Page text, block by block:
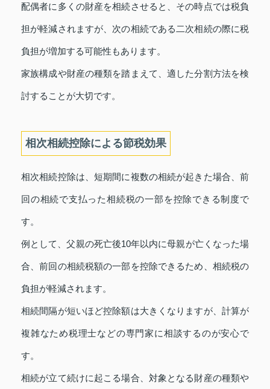
配偶者に多くの財産を相続させると、その時点では税負
担が軽減されますが、次の相続である二次相続の際に税
負担が増加する可能性もあります。
家族構成や財産の種類を踏まえて、適した分割方法を検
討することが大切です。
相次相続控除による節税効果
相次相続控除は、短期間に複数の相続が起きた場合、前
回の相続で支払った相続税の一部を控除できる制度で
す。
例として、父親の死亡後10年以内に母親が亡くなった場
合、前回の相続税額の一部を控除できるため、相続税の
負担が軽減されます。
相続間隔が短いほど控除額は大きくなりますが、計算が
複雑なため税理士などの専門家に相談するのが安心で
す。
相続が立て続けに起こる場合、対象となる財産の種類や